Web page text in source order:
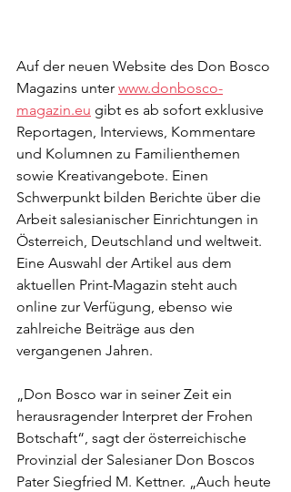
Auf der neuen Website des Don Bosco
Magazins unter www.donbosco-
magazin.eu gibt es ab sofort exklusive
Reportagen, Interviews, Kommentare
und Kolumnen zu Familienthemen
sowie Kreativangebote. Einen
Schwerpunkt bilden Berichte über die
Arbeit salesianischer Einrichtungen in
Österreich, Deutschland und weltweit.
Eine Auswahl der Artikel aus dem
aktuellen Print-Magazin steht auch
online zur Verfügung, ebenso wie
zahlreiche Beiträge aus den
vergangenen Jahren.
„Don Bosco war in seiner Zeit ein
herausragender Interpret der Frohen
Botschaft“, sagt der österreichische
Provinzial der Salesianer Don Boscos
Pater Siegfried M. Kettner. „Auch heute